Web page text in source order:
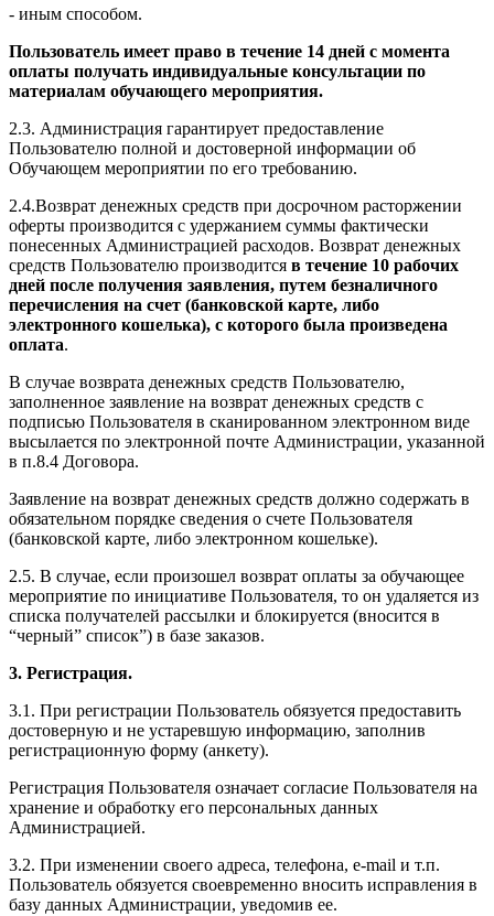
- иным способом.
Пользователь имеет право в течение 14 дней с момента
оплаты получать индивидуальные консультации по
материалам обучающего мероприятия.
2.3. Администрация гарантирует предоставление
Пользователю полной и достоверной информации об
Обучающем мероприятии по его требованию.
2.4.Возврат денежных средств при досрочном расторжении
оферты производится с удержанием суммы фактически
понесенных Администрацией расходов. Возврат денежных
средств Пользователю производится в течение 10 рабочих
дней после получения заявления, путем безналичного
перечисления на счет (банковской карте, либо
электронного кошелька), с которого была произведена
оплата.
В случае возврата денежных средств Пользователю,
заполненное заявление на возврат денежных средств с
подписью Пользователя в сканированном электронном виде
высылается по электронной почте Администрации, указанной
в п.8.4 Договора.
Заявление на возврат денежных средств должно содержать в
обязательном порядке сведения о счете Пользователя
(банковской карте, либо электронном кошельке).
2.5. В случае, если произошел возврат оплаты за обучающее
мероприятие по инициативе Пользователя, то он удаляется из
списка получателей рассылки и блокируется (вносится в
“черный” список”) в базе заказов.
3. Регистрация.
3.1. При регистрации Пользователь обязуется предоставить
достоверную и не устаревшую информацию, заполнив
регистрационную форму (анкету).
Регистрация Пользователя означает согласие Пользователя на
хранение и обработку его персональных данных
Администрацией.
3.2. При изменении своего адреса, телефона, e-mail и т.п.
Пользователь обязуется своевременно вносить исправления в
базу данных Администрации, уведомив ее.